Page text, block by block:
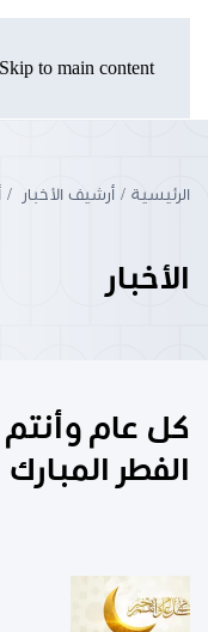
Skip to main content
الرئيسية أرشيف الأخبار
الأخبار
كل عام وأنتم
الفطر المبارك